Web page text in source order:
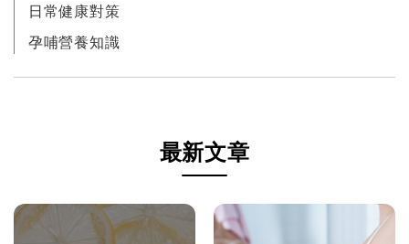
日常健康對策
孕哺營養知識
最新文章